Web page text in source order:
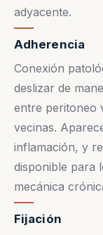
adyacente.
Adherencia
Conexión
deslizar de
entre peritoneo
vecinas.
inflamación, y
disponible para
mecánica
Fijación